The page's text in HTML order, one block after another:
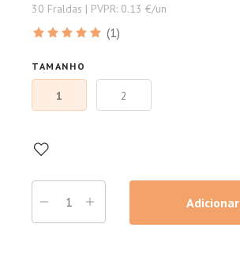
30 Fraldas | PVPR: 0.13 €/un
(1)
TAMANHO
1 2
Adicionar